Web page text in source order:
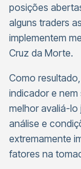
posições
alguns traders
implementem
Cruz da Morte.
Como
indicador e
melhor avaliá-lo
análise e
extremamente
fatores na